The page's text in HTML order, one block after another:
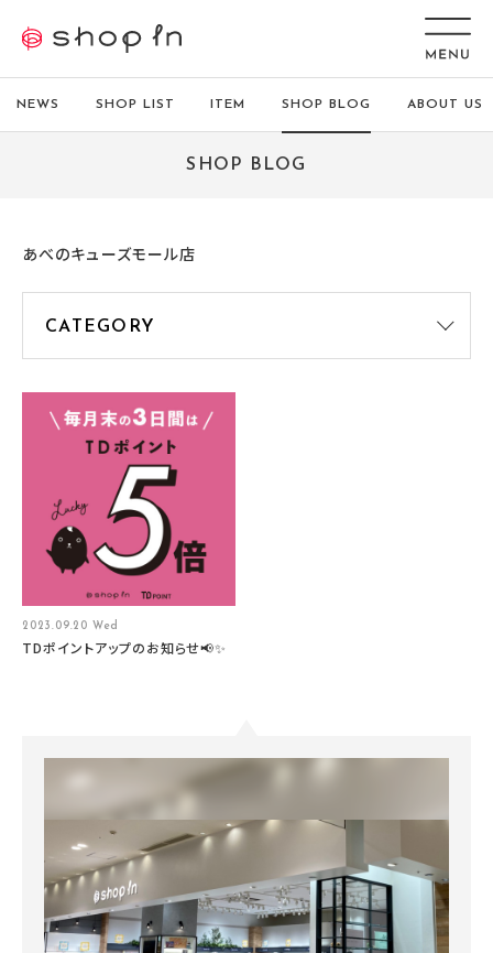
NEWS SHOP LIST ITEM SHOP BLOG ABOUT US
SHOP BLOG
あべのキューズモール店
2023.09.20 Wed
TDポイントアップのお知らせ📢✨